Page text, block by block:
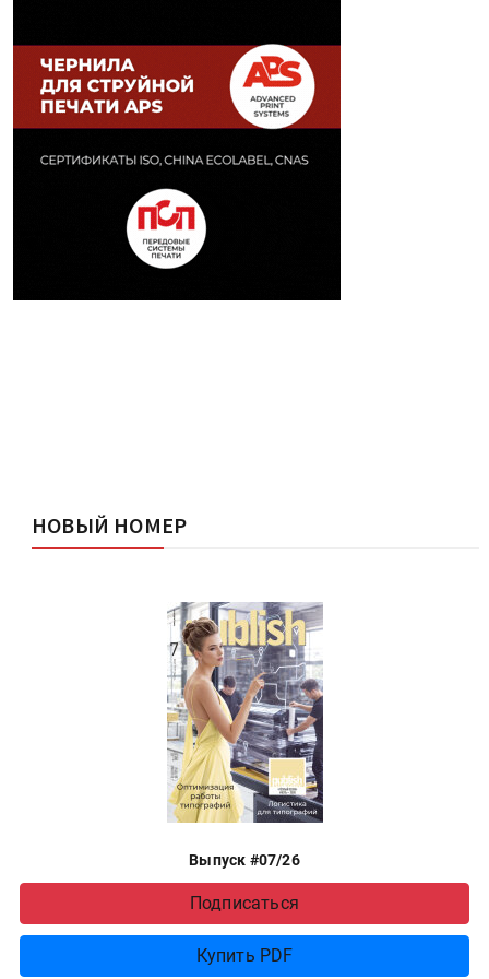
НОВЫЙ НОМЕР
Выпуск #07/26
Подписаться
Купить PDF